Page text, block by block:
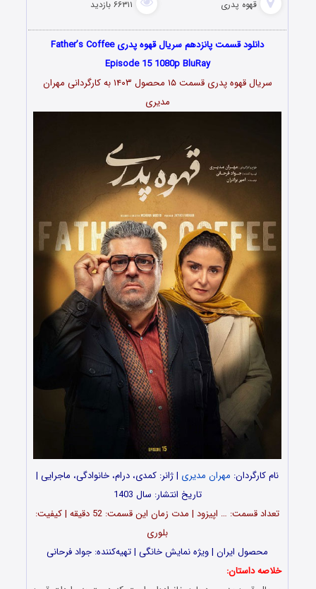
قهوه پدری ۶۶۳۱۱ بازدید
دانلود قسمت پانزدهم سریال قهوه پدری Father’s Coffee
Episode 15 1080p BluRay
سریال قهوه پدری قسمت ۱۵ محصول ۱۴۰۳ به کارگردانی مهران
مدیری
نام کارگردان: مهران مدیری | ژانر: کمدی، درام، خانوادگی، ماجرایی |
تاریخ انتشار: سال 1403
تعداد قسمت‌: … اپیزود | مدت زمان این قسمت: 52 دقیقه | کیفیت:
بلوری
محصول ایران | ویژه نمایش خانگی | تهیه‌کننده: جواد فرحانی
خلاصه داستان: